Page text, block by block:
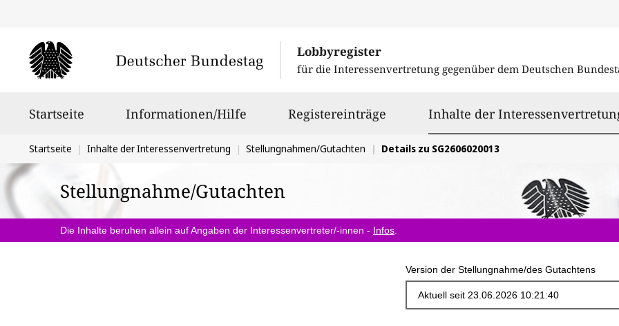
Lobbyregister
für die Interessenvertretung gegenüber dem Deutschen
Startseite Informationen/Hilfe Registereinträge Inhalte der
Sie
befinden
sich
hier:
Startseite Inhalte der Interessenvertretung Stellungnahmen/Gutachten Details zu SG2606020013
Stellungnahme/Gutachten
Die Inhalte beruhen allein auf Angaben der Interessenvertreter/-innen - Infos
Version der Stellungnahme/des Gutachtens